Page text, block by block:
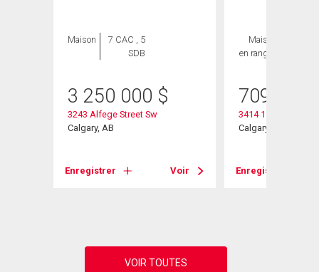
Maison
7 CAC , 5
SDB
3 250 000 $
3243 Alfege Street Sw
Calgary, AB
Enregistrer Voir
Maison
en rangée
709 000
3414 15 Street Sw
Calgary, AB
Enregistrer